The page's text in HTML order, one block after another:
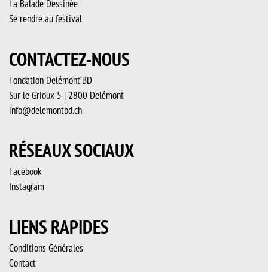
La Balade Dessinée
Se rendre au festival
CONTACTEZ-NOUS
Fondation Delémont’BD
Sur le Grioux 5 | 2800 Delémont
info@delemontbd.ch
RÉSEAUX SOCIAUX
Facebook
Instagram
LIENS RAPIDES
Conditions Générales
Contact